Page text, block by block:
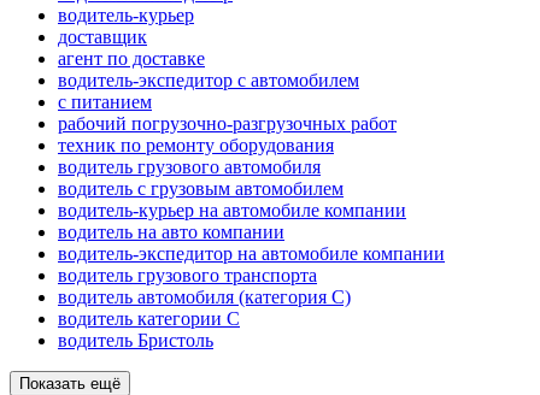
водитель-курьер
доставщик
агент по доставке
водитель-экспедитор с автомобилем
с питанием
рабочий погрузочно-разгрузочных работ
техник по ремонту оборудования
водитель грузового автомобиля
водитель с грузовым автомобилем
водитель-курьер на автомобиле компании
водитель на авто компании
водитель-экспедитор на автомобиле компании
водитель грузового транспорта
водитель автомобиля (категория C)
водитель категории C
водитель Бристоль
Показать ещё